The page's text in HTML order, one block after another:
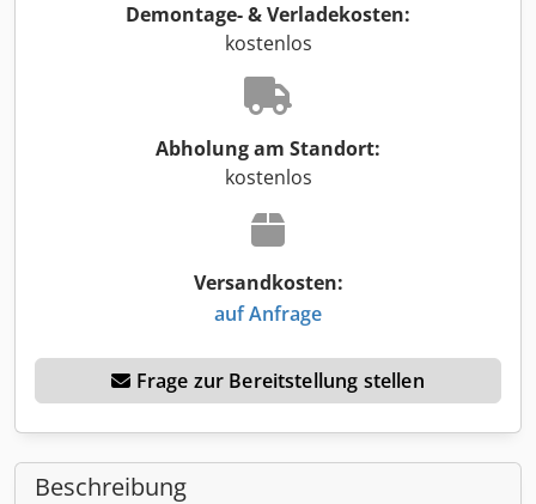
Demontage- & Verladekosten:
kostenlos
Abholung am Standort:
kostenlos
Versandkosten:
auf Anfrage
Frage zur Bereitstellung stellen
Beschreibung